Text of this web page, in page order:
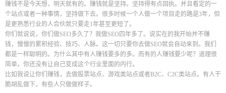
赚钱不是今天想，明天就有的。赚钱就是坚持。坚持得有点固执。并且看定的一
个站点或者一种事情，坚持做下去。很多时候一个人做一个项目走的路是3年，但
是更熟悉行业的人合伙就只要走1年甚至更短了。
你们就说说，你们做SEO多久了？我做SEO四年多了。说实在的我开始并不赚
钱，慢慢的累积经验、技巧、人脉。这一切只要你去做SEO就会自动来到。我们
都是一样聪明的。为什么其中有人赚钱要多的多。而有的人赚钱要少呢？道理很
简单，你还没有让自己变成这个行业里面的内行。
比如我说让你们赚钱，去做股票站点、游戏类站点或者B2C、C2C类站点。有人干
脆胡乱做下，有些人只做做样子。